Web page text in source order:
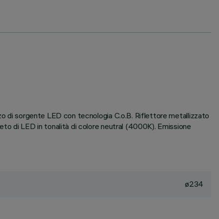
di sorgente LED con tecnologia C.o.B. Riflettore metallizzato
di LED in tonalità di colore neutral (4000K). Emissione
ø234